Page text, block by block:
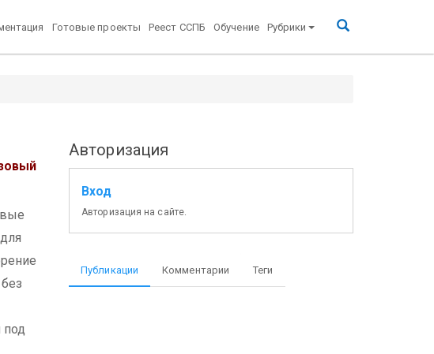
Готовые проекты Реест ССПБ Обучение Рубрики
под
Авторизация
Вход
Авторизация на сайте.
Публикации Комментарии Теги